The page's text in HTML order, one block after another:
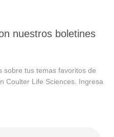
nuestros boletines
sobre tus temas favoritos de
Coulter Life Sciences. Ingresa